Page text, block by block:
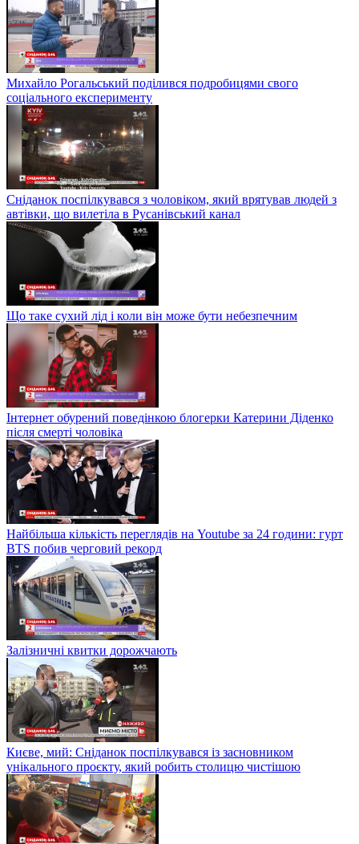
Михайло Рогальський поділився подробицями свого
соціального експерименту
Сніданок поспілкувався з чоловіком, який врятував людей з
автівки, що вилетіла в Русанівський канал
Що таке сухий лід і коли він може бути небезпечним
Інтернет обурений поведінкою блогерки Катерини Діденко
після смерті чоловіка
Найбільша кількість переглядів на Youtube за 24 години: гурт
BTS побив черговий рекорд
Залізничні квитки дорожчають
Києве, мий: Сніданок поспілкувався із засновником
унікального проєкту, який робить столицю чистішою